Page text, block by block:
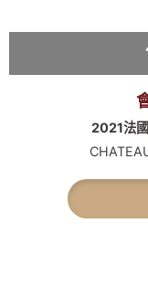
2021法